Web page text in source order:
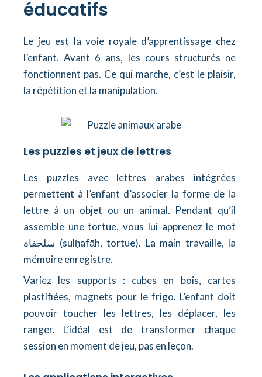
éducatifs
Le jeu est la voie royale d’apprentissage chez
l’enfant. Avant 6 ans, les cours structurés ne
fonctionnent pas. Ce qui marche, c’est le plaisir,
la répétition et la manipulation.
Les puzzles et jeux de lettres
Les puzzles avec lettres arabes intégrées
permettent à l’enfant d’associer la forme de la
lettre à un objet ou un animal. Pendant qu’il
assemble une tortue, vous lui apprenez le mot
سلحفاة (sulḥafāh, tortue). La main travaille, la
mémoire enregistre.
Variez les supports : cubes en bois, cartes
plastifiées, magnets pour le frigo. L’enfant doit
pouvoir toucher les lettres, les déplacer, les
ranger. L’idéal est de transformer chaque
session en moment de jeu, pas en leçon.